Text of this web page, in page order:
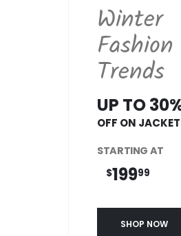
Winter
Fashion
Trends
UP TO
OFF ON
STARTING AT
$19999
SHOP NOW